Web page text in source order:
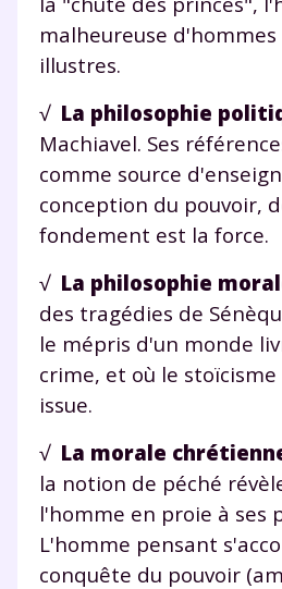
malheureuse
illustres.
√ La philosophie
Machiavel. Ses
comme source
conception du pouvoir,
fondement est la force.
√ La philosophie
des tragédies de
le mépris d'un monde
crime, et où le stoïcisme
issue.
√ La morale
la notion de péché
l'homme en proie à ses
L'homme pensant
conquête du pouvoir